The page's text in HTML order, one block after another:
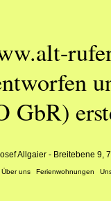
GbR)
Allgaier - Breitebene 9,
Über uns Ferienwohnungen